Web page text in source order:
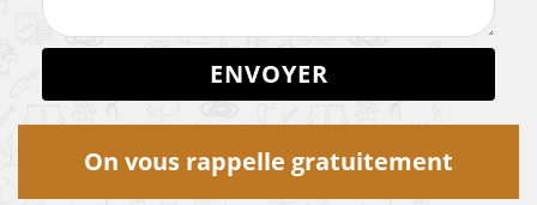
On vous rappelle gratuitement